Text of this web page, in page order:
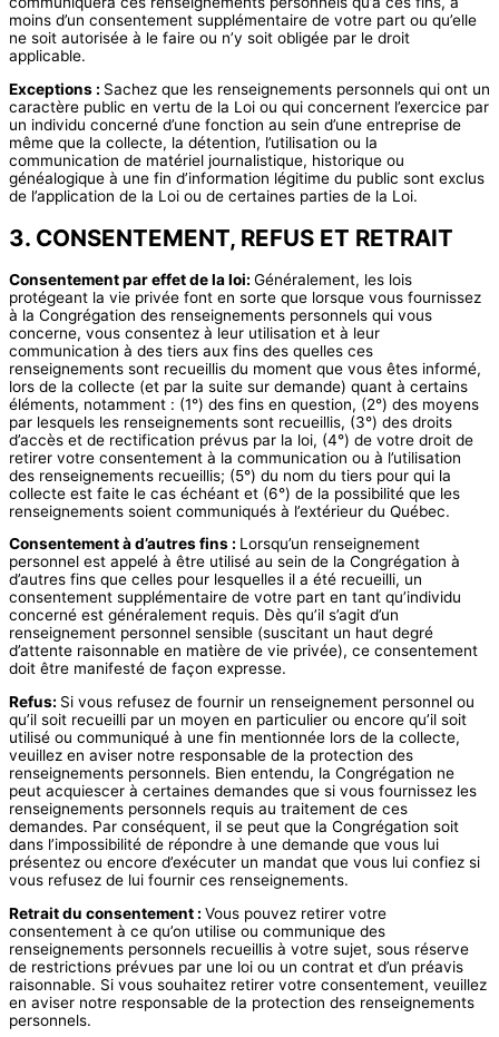
moins d’un consentement supplémentaire de votre part ou qu’elle
ne soit autorisée à le faire ou n’y soit obligée par le droit
applicable.
Exceptions : Sachez que les renseignements personnels qui ont un
caractère public en vertu de la Loi ou qui concernent l’exercice par
un individu concerné d’une fonction au sein d’une entreprise de
même que la collecte, la détention, l’utilisation ou la
communication de matériel journalistique, historique ou
généalogique à une fin d’information légitime du public sont exclus
de l’application de la Loi ou de certaines parties de la Loi.
3. CONSENTEMENT, REFUS ET RETRAIT
Consentement par effet de la loi: Généralement, les lois
protégeant la vie privée font en sorte que lorsque vous fournissez
à la Congrégation des renseignements personnels qui vous
concerne, vous consentez à leur utilisation et à leur
communication à des tiers aux fins des quelles ces
renseignements sont recueillis du moment que vous êtes informé,
lors de la collecte (et par la suite sur demande) quant à certains
éléments, notamment : (1°) des fins en question, (2°) des moyens
par lesquels les renseignements sont recueillis, (3°) des droits
d’accès et de rectification prévus par la loi, (4°) de votre droit de
retirer votre consentement à la communication ou à l’utilisation
des renseignements recueillis; (5°) du nom du tiers pour qui la
collecte est faite le cas échéant et (6°) de la possibilité que les
renseignements soient communiqués à l’extérieur du Québec.
Consentement à d’autres fins : Lorsqu’un renseignement
personnel est appelé à être utilisé au sein de la Congrégation à
d’autres fins que celles pour lesquelles il a été recueilli, un
consentement supplémentaire de votre part en tant qu’individu
concerné est généralement requis. Dès qu’il s’agit d’un
renseignement personnel sensible (suscitant un haut degré
d’attente raisonnable en matière de vie privée), ce consentement
doit être manifesté de façon expresse.
Refus: Si vous refusez de fournir un renseignement personnel ou
qu’il soit recueilli par un moyen en particulier ou encore qu’il soit
utilisé ou communiqué à une fin mentionnée lors de la collecte,
veuillez en aviser notre responsable de la protection des
renseignements personnels. Bien entendu, la Congrégation ne
peut acquiescer à certaines demandes que si vous fournissez les
renseignements personnels requis au traitement de ces
demandes. Par conséquent, il se peut que la Congrégation soit
dans l’impossibilité de répondre à une demande que vous lui
présentez ou encore d’exécuter un mandat que vous lui confiez si
vous refusez de lui fournir ces renseignements.
Retrait du consentement : Vous pouvez retirer votre
consentement à ce qu’on utilise ou communique des
renseignements personnels recueillis à votre sujet, sous réserve
de restrictions prévues par une loi ou un contrat et d’un préavis
raisonnable. Si vous souhaitez retirer votre consentement, veuillez
en aviser notre responsable de la protection des renseignements
personnels.